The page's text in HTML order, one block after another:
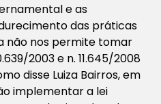
e as
das práticas
não nos permite tomar
2003 e n. 11.645/2008
disse Luiza Bairros, em
implementar a lei